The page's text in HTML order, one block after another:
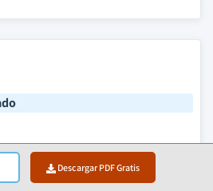
Descargar PDF Gratis